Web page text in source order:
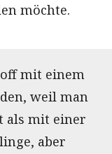
möchte.
mit einem
weil man
als mit einer
aber